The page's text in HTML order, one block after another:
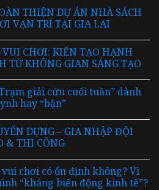
THIỆN DỰ ÁN NHÀ SÁCH
VẠN TRÍ TẠI GIA LAI
CHƠI: KIẾN TẠO HẠNH
TỪ KHÔNG GIAN SÁNG TẠO
giải cứu cuối tuần” dành
hay “bận”
DỤNG – GIA NHẬP ĐỘI
& THI CÔNG
chơi có ổn định không? Vì
“kháng biến động kinh tế”?